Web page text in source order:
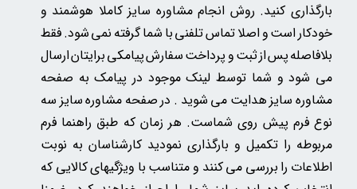
بارگذاری کنید. روش انجام مشاوره سایز کاملا هوشمند و
خودکار است و اصلا تماس تلفنی با شما گرفته نمی شود. فقط
بلافاصله پس از ثبت و پرداخت سفارش پیامکی برایتان ارسال
می شود و شما توسط لینک موجود در پیامک به صفحه
مشاوره سایز هدایت می شوید . در صفحه مشاوره سایز سه
نوع فرم پیش روی شماست. هر زمان که طبق راهنما فرم
مربوطه را تکمیل و بارگذاری نمودید کارشناسان به نوبت
اطلاعات را بررسی می کنند و متناسب با ویژگیهای کالایی که